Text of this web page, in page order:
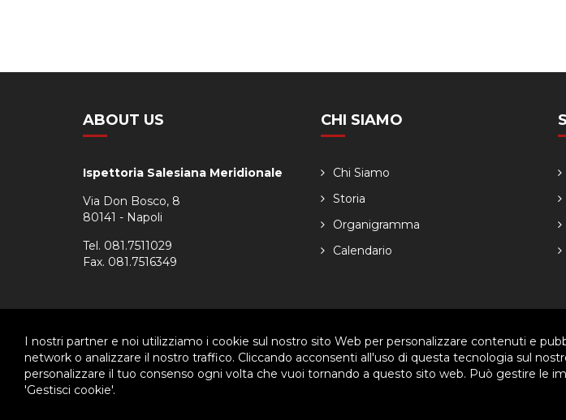
I nostri partner e noi utilizziamo i cookie sul nostro sito Web per personalizzare contenuti e
network o analizzare il nostro traffico. Cliccando acconsenti all'uso di questa tecnologia sul
personalizzare il tuo consenso ogni volta che vuoi tornando a questo sito web. Può gestire le
'Gestisci cookie'.
ABOUT US
Ispettoria Salesiana Meridionale
Via Don Bosco, 8
80141 - Napoli
Tel. 081.7511029
Fax. 081.7516349
CHI SIAMO
Chi Siamo
Storia
Organigramma
Calendario
© 2026 - Ispettoria Salesiana Meridionale - All rights reserved. | P.IVA 80057280630 |Privacy &
Questo plugin utilizza cookie per raccogliere dati e cookie di terze parti per migliorare l'esperienza